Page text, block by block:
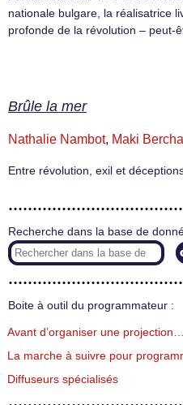
nationale bulgare, la réalisatrice
profonde de la révolution – peut-
Brûle la mer
Nathalie Nambot, Maki
Entre révolution, exil et
Recherche dans la base de
Boite à outil du programmateur :
Avant d’organiser une projection…
La marche à suivre pour
Diffuseurs spécialisés